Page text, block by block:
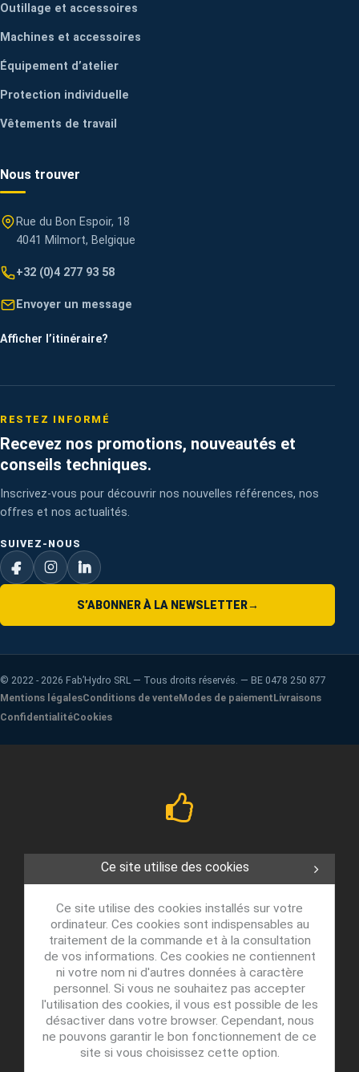
Outillage et accessoires
Machines et accessoires
Équipement d’atelier
Protection individuelle
Vêtements de travail
Nous trouver
Rue du Bon Espoir, 18
4041 Milmort, Belgique
+32 (0)4 277 93 58
Envoyer un message
Afficher l’itinéraire?
RESTEZ INFORMÉ
Recevez nos promotions, nouveautés et
conseils techniques.
Inscrivez-vous pour découvrir nos nouvelles références, nos
offres et nos actualités.
SUIVEZ-NOUS
S’ABONNER À LA NEWSLETTER→
© 2022 - 2026 Fab’Hydro SRL — Tous droits réservés. — BE 0478 250 877
Mentions légalesConditions de venteModes de paiementLivraisons
ConfidentialitéCookies
Ce site utilise des cookies
Ce site utilise des cookies installés sur votre
ordinateur. Ces cookies sont indispensables au
traitement de la commande et à la consultation
de vos informations. Ces cookies ne contiennent
ni votre nom ni d'autres données à caractère
personnel. Si vous ne souhaitez pas accepter
l'utilisation des cookies, il vous est possible de les
désactiver dans votre browser. Cependant, nous
ne pouvons garantir le bon fonctionnement de ce
site si vous choisissez cette option.